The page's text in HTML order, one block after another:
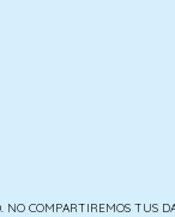
NO COMPARTIREMOS TUS